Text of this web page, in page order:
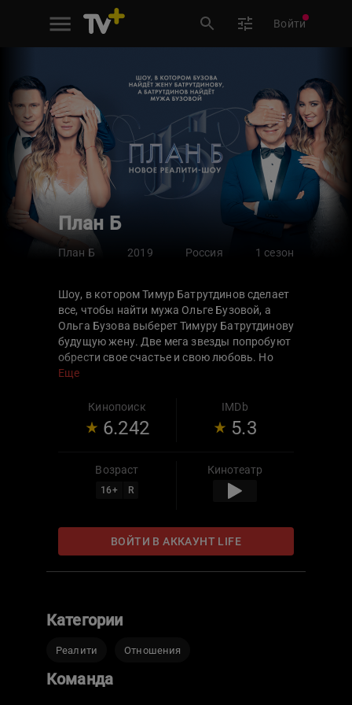
Войти
План Б
План Б 2019 Россия 1 сезон
Шоу, в котором Тимур Батрутдинов сделает
все, чтобы найти мужа Ольге Бузовой, а
Ольга Бузова выберет Тимуру Батрутдинову
будущую жену. Две мега звезды попробуют
обрести свое счастье и свою любовь. Но
получится ли у них это?
Еще
Кинопоиск
6.242
IMDb
5.3
Возраст
16+ R
Кинотеатр
ВОЙТИ В АККАУНТ LIFE
Категории
Реалити Отношения
Команда